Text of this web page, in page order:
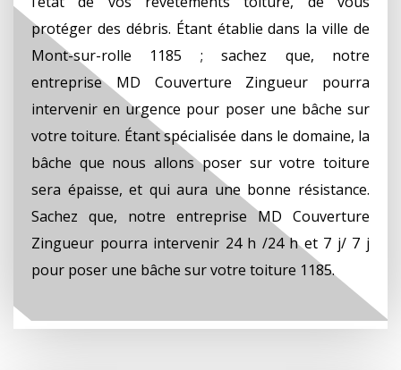
protéger des débris. Étant établie dans la ville de
Mont-sur-rolle 1185 ; sachez que, notre
entreprise MD Couverture Zingueur pourra
intervenir en urgence pour poser une bâche sur
votre toiture. Étant spécialisée dans le domaine, la
bâche que nous allons poser sur votre toiture
sera épaisse, et qui aura une bonne résistance.
Sachez que, notre entreprise MD Couverture
Zingueur pourra intervenir 24 h /24 h et 7 j/ 7 j
pour poser une bâche sur votre toiture 1185.